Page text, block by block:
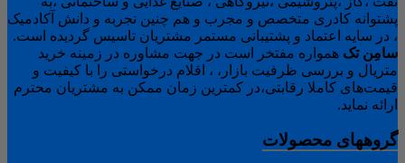
پشتوانه کادری متخصص و مجرب و هم چنین تجربه و دانش آکادمیک
، در سایه اعتماد و پشتیبانی مستمر مشتریان تاسیس گردیده است.
سامِن تک همواره مفتخر است در جهت مشاوره در زمینه خرید
متریال و بررسی ظرفیت بازار، ، اقلام درخواستی را با کیفیت و
قیمت‌های کاملا رقابتی،در کمترین زمان ممکن به مشتریان محترم
ارائه نماید.
گروههای محصولات